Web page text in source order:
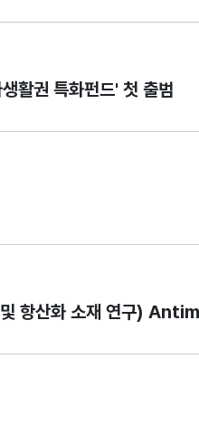
활권 특화펀드' 첫 출범
진균 및 항산화 소재